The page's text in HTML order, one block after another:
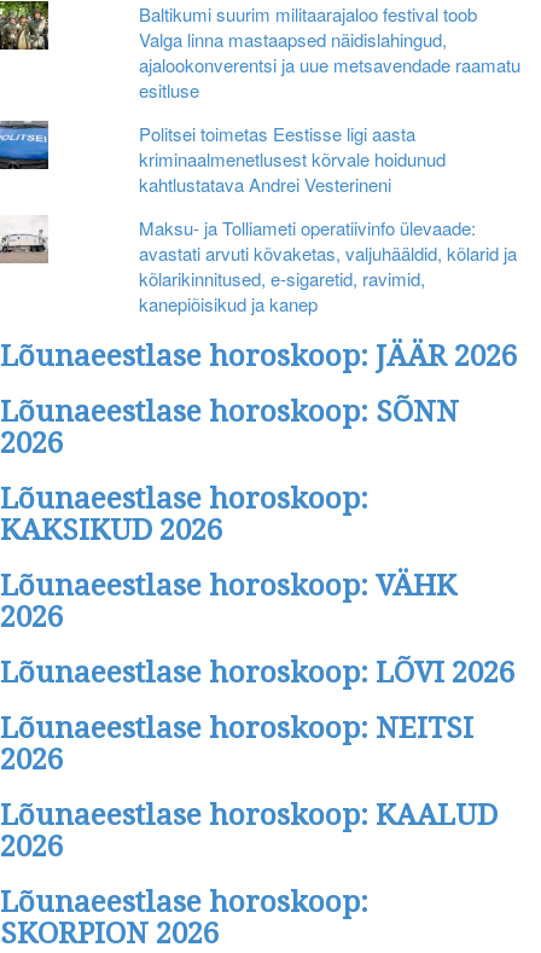
Baltikumi suurim militaarajaloo festival toob
Valga linna mastaapsed näidislahingud,
ajalookonverentsi ja uue metsavendade raamatu
esitluse
Politsei toimetas Eestisse ligi aasta
kriminaalmenetlusest kõrvale hoidunud
kahtlustatava Andrei Vesterineni
Maksu- ja Tolliameti operatiivinfo ülevaade:
avastati arvuti kõvaketas, valjuhääldid, kõlarid ja
kõlarikinnitused, e-sigaretid, ravimid,
kanepiõisikud ja kanep
Lõunaeestlase horoskoop: JÄÄR 2026
Lõunaeestlase horoskoop: SÕNN
2026
Lõunaeestlase horoskoop:
KAKSIKUD 2026
Lõunaeestlase horoskoop: VÄHK
2026
Lõunaeestlase horoskoop: LÕVI 2026
Lõunaeestlase horoskoop: NEITSI
2026
Lõunaeestlase horoskoop: KAALUD
2026
Lõunaeestlase horoskoop:
SKORPION 2026